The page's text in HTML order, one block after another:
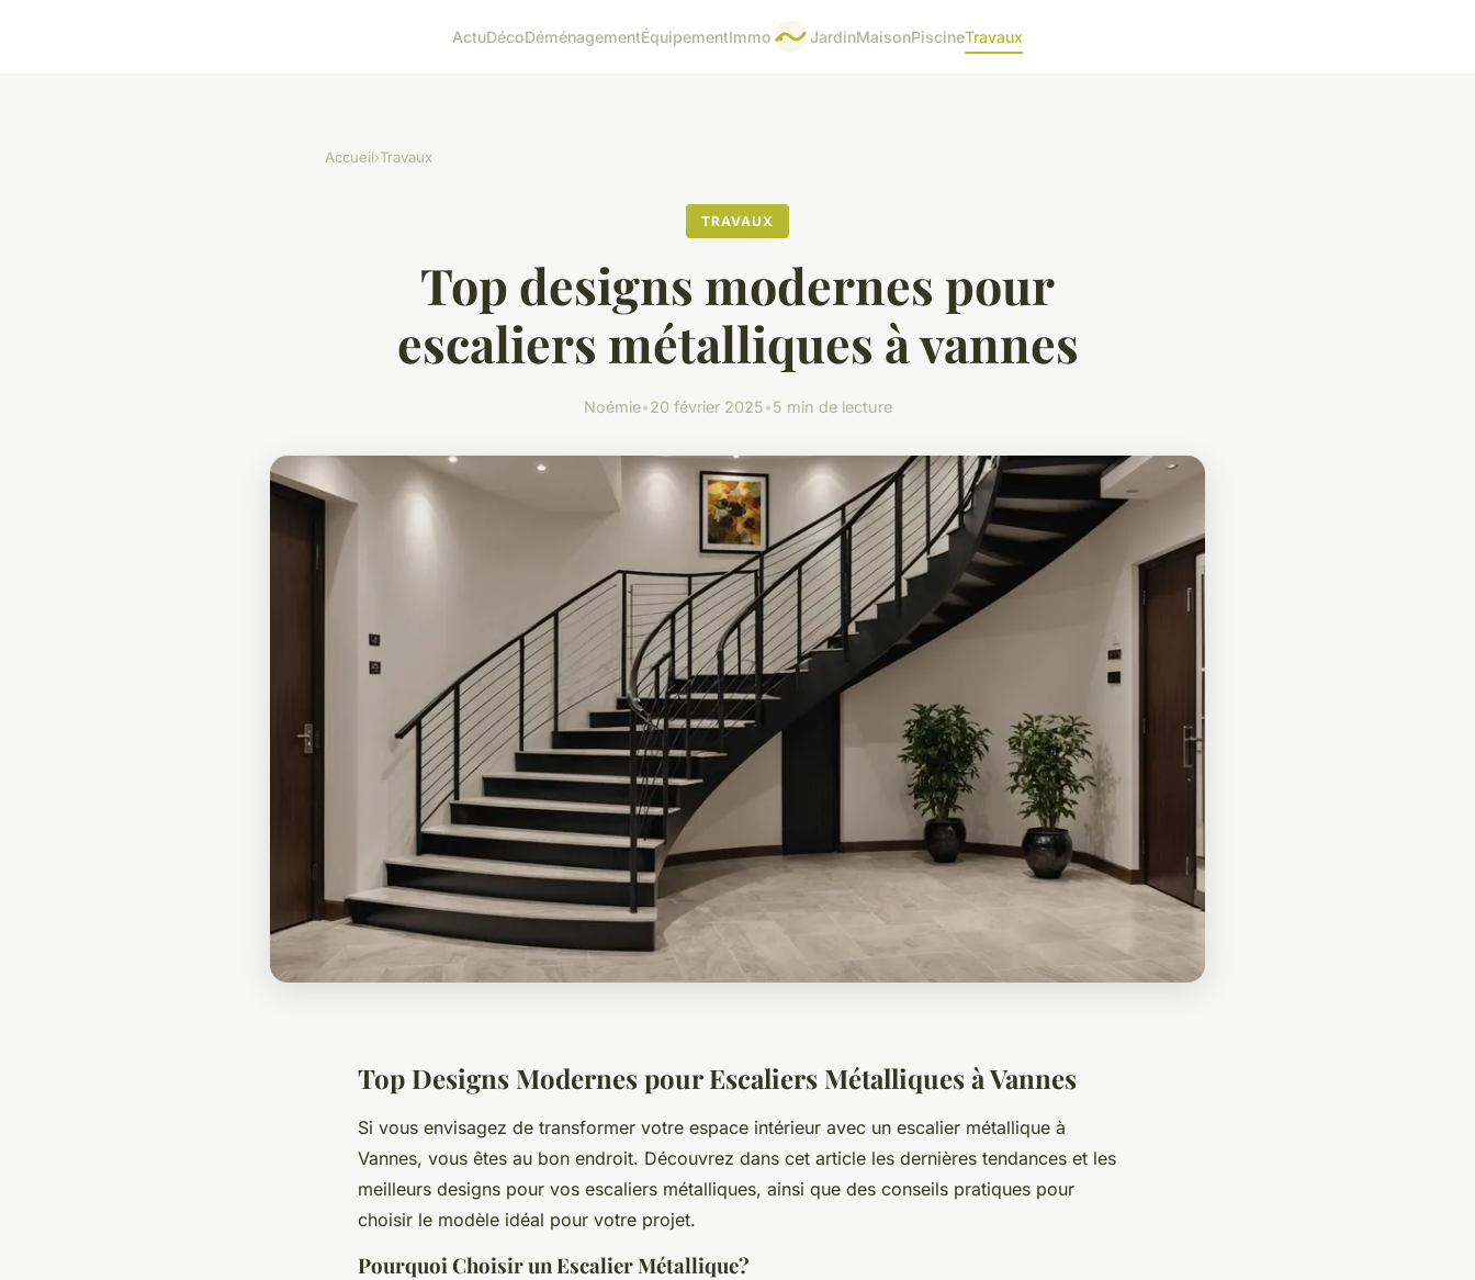
ActuDécoDéménagementÉquipementImmo JardinMaisonPiscineTravaux
Accueil›Travaux
TRAVAUX
Top designs modernes pour
escaliers métalliques à vannes
Noémie•20 février 2025•5 min de lecture
Top Designs Modernes pour Escaliers Métalliques à Vannes
Si vous envisagez de transformer votre espace intérieur avec un escalier métallique à
Vannes, vous êtes au bon endroit. Découvrez dans cet article les dernières tendances et les
meilleurs designs pour vos escaliers métalliques, ainsi que des conseils pratiques pour
choisir le modèle idéal pour votre projet.
Pourquoi Choisir un Escalier Métallique?